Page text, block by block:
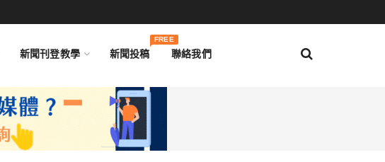
新聞刊登教學 新聞投稿
FREE
聯絡我們